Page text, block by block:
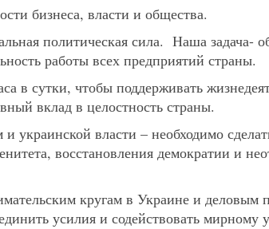
бизнеса, власти и общества.
политическая сила. Наша задача-
работы всех предприятий страны.
в сутки, чтобы поддерживать
вклад в целостность страны.
украинской власти – необходимо
восстановления демократии и
кругам в Украине и деловым
усилия и содействовать мирному